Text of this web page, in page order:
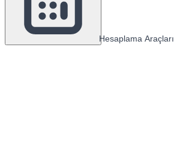
Hesaplama Araçları